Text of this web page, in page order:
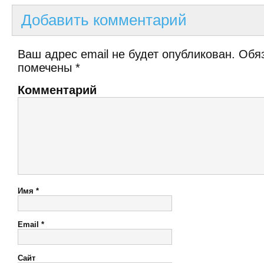
Добавить комментарий
Ваш адрес email не будет опубликован.
помечены *
Комментарий
Имя *
Email *
Сайт